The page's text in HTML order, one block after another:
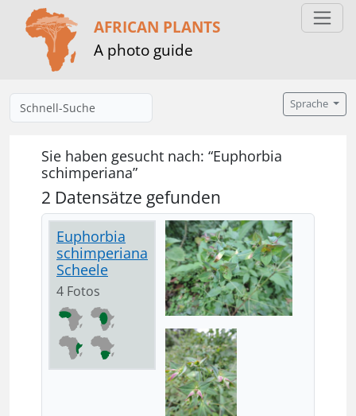
AFRICAN PLANTS
A photo guide
Sprache
Sie haben gesucht nach: “Euphorbia
schimperiana”
2 Datensätze gefunden
Euphorbia
schimperiana
Scheele
4 Fotos